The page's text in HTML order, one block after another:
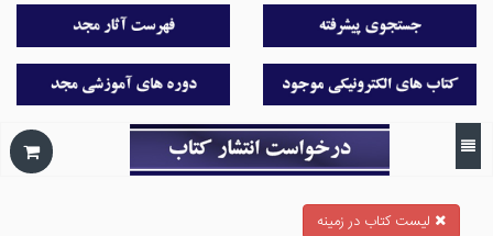
ليست كتاب در زمينه